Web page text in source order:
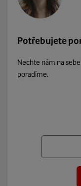
Potřebujete
Nechte nám na
poradíme.